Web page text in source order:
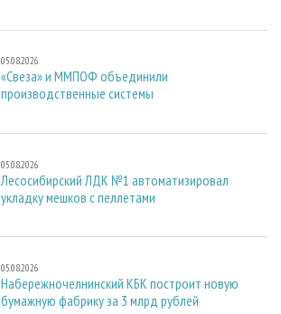
05.08.2026
«Свеза» и ММПОФ объединили
производственные системы
05.08.2026
Лесосибирский ЛДК №1 автоматизировал
укладку мешков с пеллетами
05.08.2026
Набережночелнинский КБК построит новую
бумажную фабрику за 3 млрд рублей